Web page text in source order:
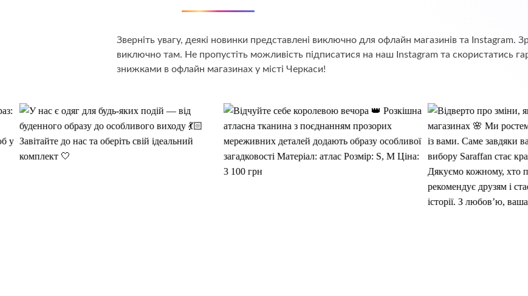
Зверніть увагу, деякі новинки представлені виключно для офлайн магазинів та
виключно там. Не пропустіть можливість підписатися на наш Instagram та скористатись
знижками в офлайн магазинах у місті Черкаси!